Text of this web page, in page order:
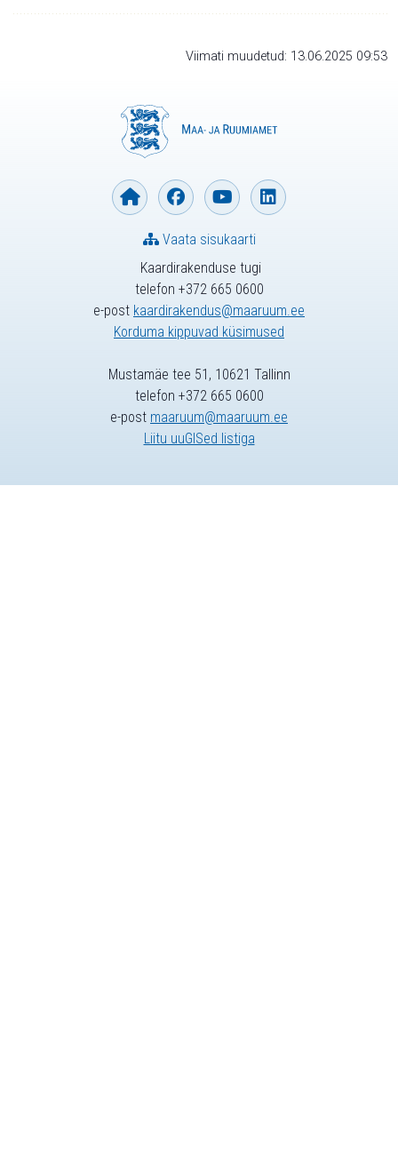
Viimati muudetud: 13.06.2025 09:53
Kaardirakenduse tugi
telefon +372 665 0600
e-post kaardirakendus@maaruum.ee
Korduma kippuvad küsimused
Vaata sisukaarti
Mustamäe tee 51, 10621 Tallinn
telefon +372 665 0600
e-post maaruum@maaruum.ee
Liitu uuGISed listiga